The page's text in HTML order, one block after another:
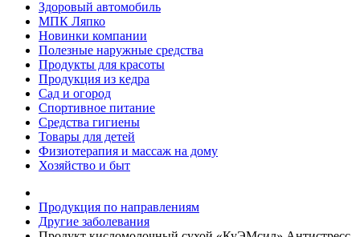
Здоровый автомобиль
МПК Ляпко
Новинки компании
Полезные наружные средства
Продукты для красоты
Продукция из кедра
Сад и огород
Спортивное питание
Средства гигиены
Товары для детей
Физиотерапия и массаж на дому
Хозяйство и быт
Продукция по направлениям
Другие заболевания